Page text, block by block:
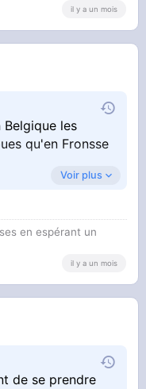
il y a un mois
les
qu'en Fronsse
Voir plus
en espérant un
il y a un mois
de se prendre